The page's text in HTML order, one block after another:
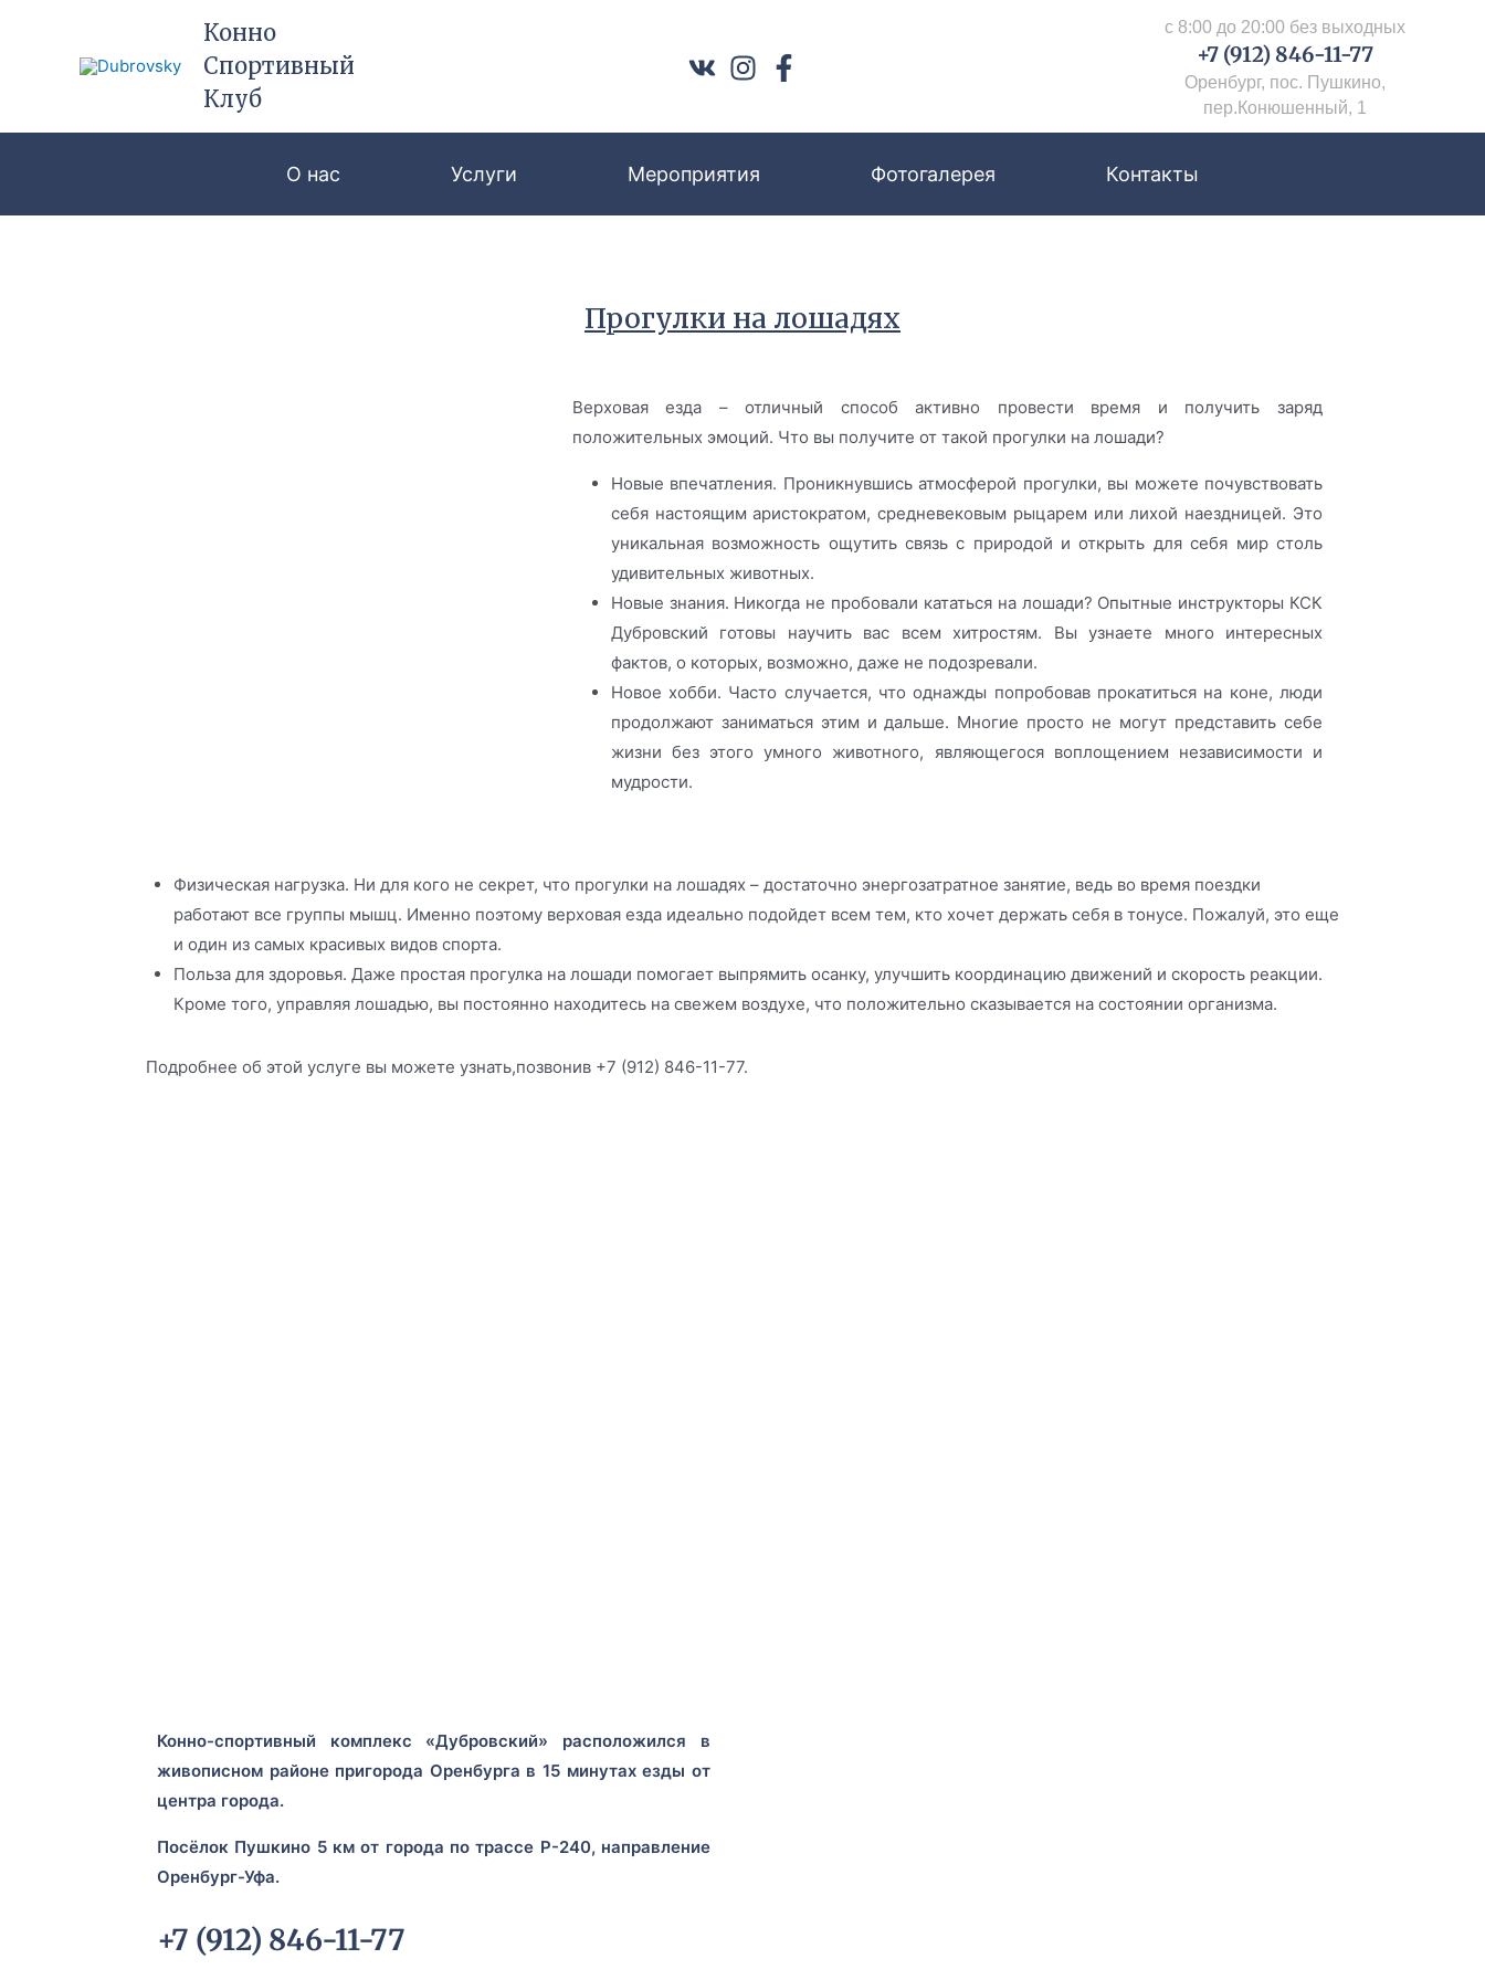
содержимому
Конно
Спортивный
Клуб
с 8:00 до 20:00 без выходных
+7 (912) 846-11-77
Оренбург, пос. Пушкино,
пер.Конюшенный, 1
О нас Услуги Мероприятия Фотогалерея Контакты
Прогулки на лошадях
Верховая езда – отличный способ активно провести время и получить заряд
положительных эмоций. Что вы получите от такой прогулки на лошади?
Новые впечатления. Проникнувшись атмосферой прогулки, вы можете почувствовать
себя настоящим аристократом, средневековым рыцарем или лихой наездницей. Это
уникальная возможность ощутить связь с природой и открыть для себя мир столь
удивительных животных.
Новые знания. Никогда не пробовали кататься на лошади? Опытные инструкторы КСК
Дубровский готовы научить вас всем хитростям. Вы узнаете много интересных
фактов, о которых, возможно, даже не подозревали.
Новое хобби. Часто случается, что однажды попробовав прокатиться на коне, люди
продолжают заниматься этим и дальше. Многие просто не могут представить себе
жизни без этого умного животного, являющегося воплощением независимости и
мудрости.
Физическая нагрузка. Ни для кого не секрет, что прогулки на лошадях – достаточно энергозатратное занятие, ведь во время поездки
работают все группы мышц. Именно поэтому верховая езда идеально подойдет всем тем, кто хочет держать себя в тонусе. Пожалуй, это еще
и один из самых красивых видов спорта.
Польза для здоровья. Даже простая прогулка на лошади помогает выпрямить осанку, улучшить координацию движений и скорость реакции.
Кроме того, управляя лошадью, вы постоянно находитесь на свежем воздухе, что положительно сказывается на состоянии организма.
Подробнее об этой услуге вы можете узнать,позвонив +7 (912) 846-11-77.
Конно-спортивный комплекс «Дубровский» расположился в
живописном районе пригорода Оренбурга в 15 минутах езды от
центра города.
Посёлок Пушкино 5 км от города по трассе Р-240, направление
Оренбург-Уфа.
+7 (912) 846-11-77